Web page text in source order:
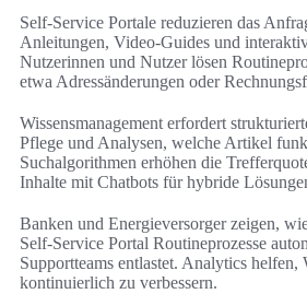
Self-Service Portale reduzieren das
Anleitungen, Video-Guides und
Nutzerinnen und Nutzer lösen
etwa Adressänderungen oder
Wissensmanagement erfordert
Pflege und Analysen, welche Artikel
Suchalgorithmen erhöhen die
Inhalte mit Chatbots für hybride
Banken und Energieversorger zeigen,
Self-Service Portal Routineprozesse
Supportteams entlastet. Analytics helfen,
kontinuierlich zu verbessern.